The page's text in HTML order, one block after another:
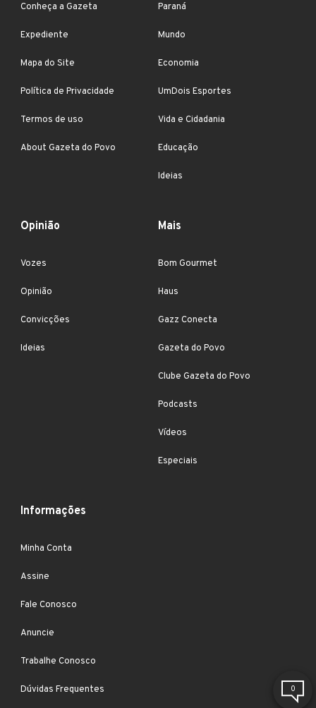
Conheça a Gazeta
Expediente
Mapa do Site
Política de Privacidade
Termos de uso
About Gazeta do Povo
Paraná
Mundo
Economia
UmDois Esportes
Vida e Cidadania
Educação
Ideias
Opinião
Vozes
Opinião
Convicções
Ideias
Mais
Bom Gourmet
Haus
Gazz Conecta
Gazeta do Povo
Clube Gazeta do Povo
Podcasts
Vídeos
Especiais
Informações
Minha Conta
Assine
Fale Conosco
Anuncie
Trabalhe Conosco
Dúvidas Frequentes 0